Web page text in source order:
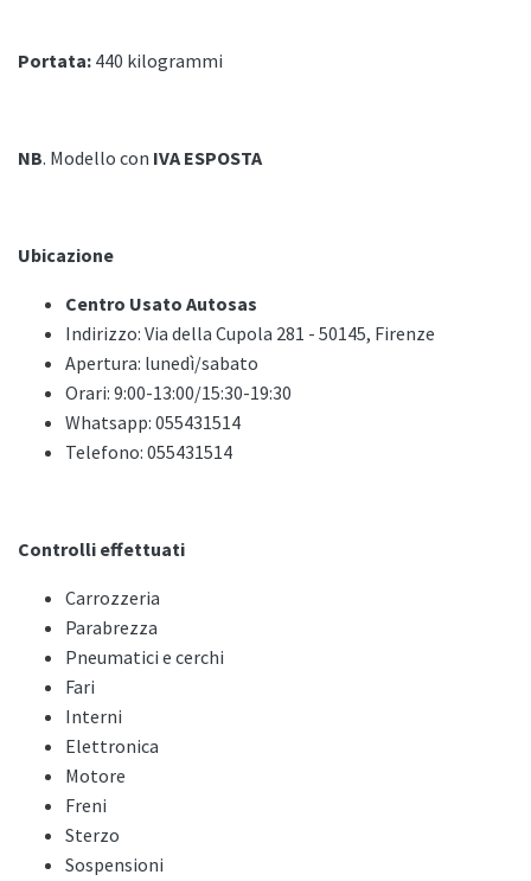
Portata: 440 kilogrammi
NB. Modello con IVA ESPOSTA
Ubicazione
Centro Usato Autosas
Indirizzo: Via della Cupola 281 - 50145, Firenze
Apertura: lunedì/sabato
Orari: 9:00-13:00/15:30-19:30
Whatsapp: 055431514
Telefono: 055431514
Controlli effettuati
Carrozzeria
Parabrezza
Pneumatici e cerchi
Fari
Interni
Elettronica
Motore
Freni
Sterzo
Sospensioni